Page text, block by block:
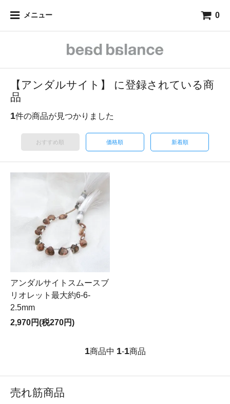
メニュー 0
【アンダルサイト】 に登録されている商
品
1件の商品が見つかりました
おすすめ順 価格順 新着順
アンダルサイトスムースブ
リオレット最大約6-6-
2.5mm
2,970円(税270円)
1商品中 1-1商品
売れ筋商品